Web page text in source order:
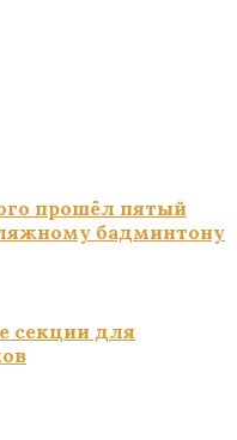
прошёл пятый
бадминтону
секции для